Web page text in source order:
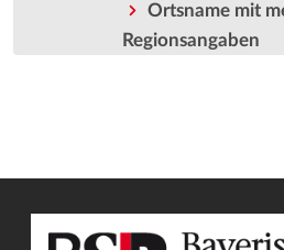
Ortsname mit
Regionsangaben